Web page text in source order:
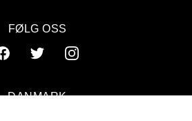
FØLG OSS
DANMARK